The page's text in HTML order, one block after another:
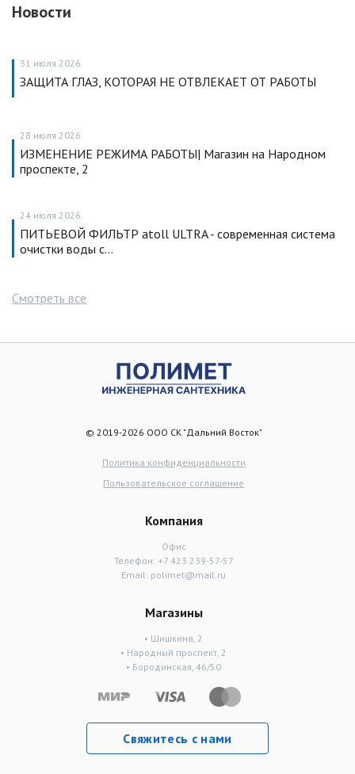
Новости
31 июля 2026
ЗАЩИТА ГЛАЗ, КОТОРАЯ НЕ ОТВЛЕКАЕТ ОТ РАБОТЫ
28 июля 2026
ИЗМЕНЕНИЕ РЕЖИМА РАБОТЫ| Магазин на Народном
проспекте, 2
24 июля 2026
ПИТЬЕВОЙ ФИЛЬТР atoll ULTRA - современная система
очистки воды с…
Смотреть все
© 2019-2026 ООО СК "Дальний Восток"
Политика конфиденциальности
Пользовательское соглашение
Компания
Офис
Телефон: +7 423 239-57-57
Email: polimet@mail.ru
Магазины
• Шишкина, 2
• Народный проспект, 2
• Бородинская, 46/50
Свяжитесь с нами